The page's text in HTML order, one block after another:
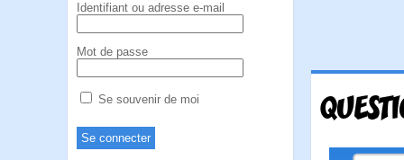
Identifiant ou adresse e-mail
Mot de passe
Se souvenir de moi